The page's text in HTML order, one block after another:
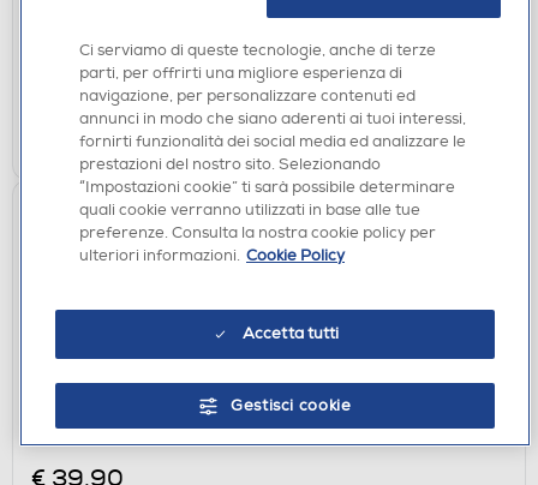
Acquisto online:disponibile
Ritiro in negozio in 30' gratuito: verifica
AGGIUNGI
MACOM - 952-silver e nero
€ 39,90
Ci serviamo di queste tecnologie, anche di terze
parti, per offrirti una migliore esperienza di
navigazione, per personalizzare contenuti ed
annunci in modo che siano aderenti ai tuoi interessi,
fornirti funzionalità dei social media ed analizzare le
prestazioni del nostro sito. Selezionando
“Impostazioni cookie” ti sarà possibile determinare
quali cookie verranno utilizzati in base alle tue
preferenze. Consulta la nostra cookie policy per
ulteriori informazioni. Cookie Policy
Accetta tutti
Gestisci cookie